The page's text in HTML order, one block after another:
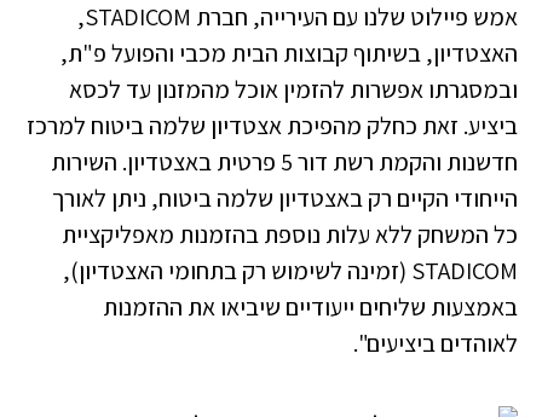
אמש פיילוט שלנו עם העירייה, חברת STADICOM,
האצטדיון, בשיתוף קבוצות הבית מכבי והפועל פ"ת,
ובמסגרתו אפשרות להזמין אוכל מהמזנון עד לכסא
ביציע. זאת כחלק מהפיכת אצטדיון שלמה ביטוח למרכז
חדשנות והקמת רשת דור 5 פרטית באצטדיון. השירות
הייחודי הקיים רק באצטדיון שלמה ביטוח, ניתן לאורך
כל המשחק ללא עלות נוספת בהזמנות מאפליקציית
STADICOM (זמינה לשימוש רק בתחומי האצטדיון),
באמצעות שליחים ייעודיים שיביאו את ההזמנות
לאוהדים ביציעים".